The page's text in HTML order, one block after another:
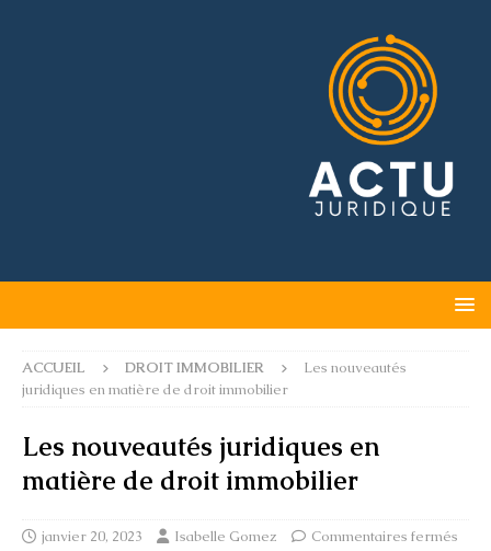
ACCUEIL DROIT IMMOBILIER
Les nouveautés
juridiques en matière de droit immobilier
Les nouveautés juridiques en
matière de droit immobilier
janvier 20, 2023 Isabelle Gomez Commentaires fermés